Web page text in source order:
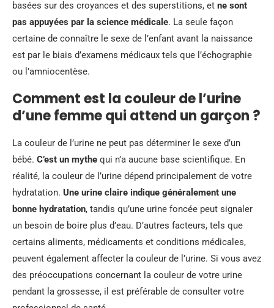
basées sur des croyances et des superstitions, et ne sont
pas appuyées par la science médicale. La seule façon
certaine de connaître le sexe de l’enfant avant la naissance
est par le biais d’examens médicaux tels que l’échographie
ou l’amniocentèse.
Comment est la couleur de l’urine
d’une femme qui attend un garçon ?
La couleur de l’urine ne peut pas déterminer le sexe d’un
bébé. C’est un mythe qui n’a aucune base scientifique. En
réalité, la couleur de l’urine dépend principalement de votre
hydratation. Une urine claire indique généralement une
bonne hydratation, tandis qu’une urine foncée peut signaler
un besoin de boire plus d’eau. D’autres facteurs, tels que
certains aliments, médicaments et conditions médicales,
peuvent également affecter la couleur de l’urine. Si vous avez
des préoccupations concernant la couleur de votre urine
pendant la grossesse, il est préférable de consulter votre